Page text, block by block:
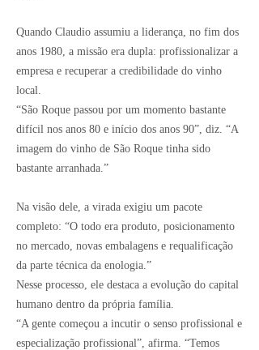
Quando Claudio assumiu a liderança, no fim dos
anos 1980, a missão era dupla: profissionalizar a
empresa e recuperar a credibilidade do vinho
local.
“São Roque passou por um momento bastante
difícil nos anos 80 e início dos anos 90”, diz. “A
imagem do vinho de São Roque tinha sido
bastante arranhada.”
Na visão dele, a virada exigiu um pacote
completo: “O todo era produto, posicionamento
no mercado, novas embalagens e requalificação
da parte técnica da enologia.”
Nesse processo, ele destaca a evolução do capital
humano dentro da própria família.
“A gente começou a incutir o senso profissional e
especialização profissional”, afirma. “Temos